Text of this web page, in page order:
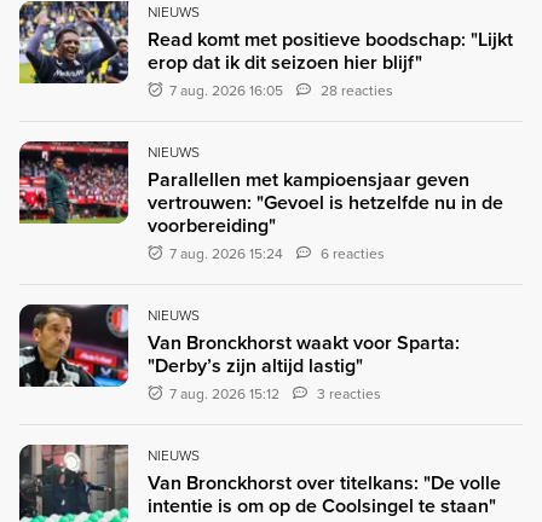
NIEUWS
Read komt met positieve boodschap: "Lijkt
erop dat ik dit seizoen hier blijf"
7 aug. 2026 16:05 28 reacties
NIEUWS
Parallellen met kampioensjaar geven
vertrouwen: "Gevoel is hetzelfde nu in de
voorbereiding"
7 aug. 2026 15:24 6 reacties
NIEUWS
Van Bronckhorst waakt voor Sparta:
"Derby’s zijn altijd lastig"
7 aug. 2026 15:12 3 reacties
NIEUWS
Van Bronckhorst over titelkans: "De volle
intentie is om op de Coolsingel te staan"